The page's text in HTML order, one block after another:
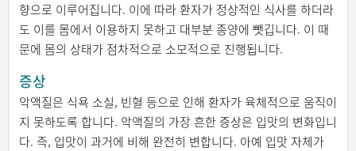
향으로 이루어집니다. 이에 따라 환자가 정상적인 식사를 하더라
도 이를 몸에서 이용하지 못하고 대부분 종양에 뺏깁니다. 이 때
문에 몸의 상태가 점차적으로 소모적으로 진행됩니다.
증상
악액질은 식욕 소실, 빈혈 등으로 인해 환자가 육체적으로 움직이
지 못하도록 합니다. 악액질의 가장 흔한 증상은 입맛의 변화입니
다. 즉, 입맛이 과거에 비해 완전히 변합니다. 아예 입맛 자체가